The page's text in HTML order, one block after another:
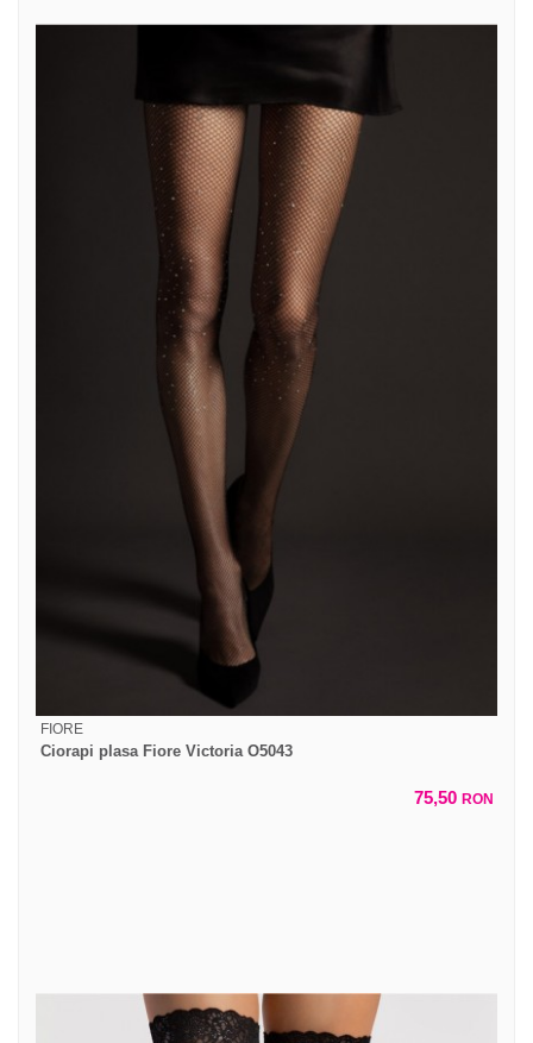
FIORE
Ciorapi plasa Fiore Victoria O5043
75,50 RON